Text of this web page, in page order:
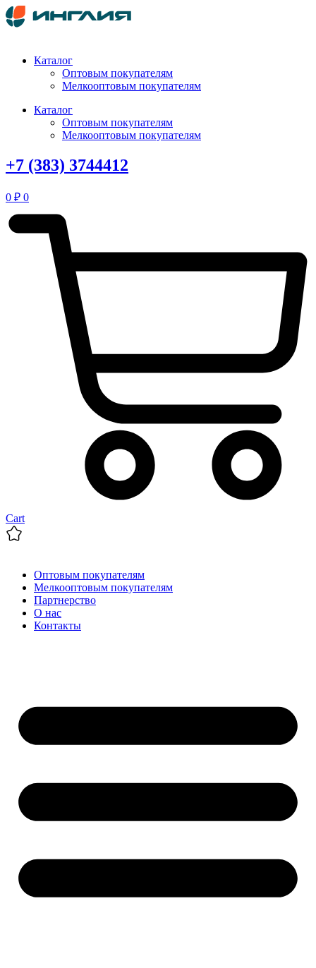
Перейти
к
Каталог
Оптовым покупателям
Мелкооптовым покупателям
Каталог
Оптовым покупателям
Мелкооптовым покупателям
+7 (383) 3744412
0 ₽ 0
Cart
Оптовым покупателям
Мелкооптовым покупателям
Партнерство
О нас
Контакты